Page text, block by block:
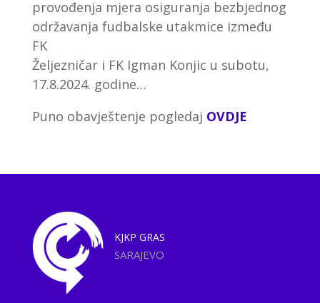
provođenja mjera osiguranja bezbjednog
održavanja fudbalske utakmice između
FK
Željezničar i FK Igman Konjic u subotu,
17.8.2024. godine…
Puno obavještenje pogledaj OVDJE
KJKP GRAS
SARAJEVO